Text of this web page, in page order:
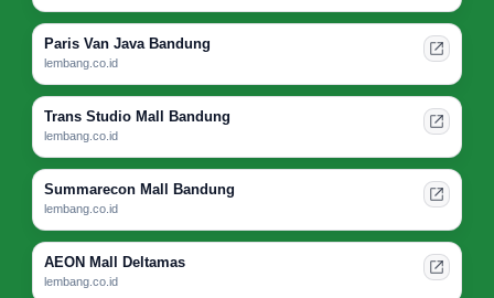
Paris Van Java Bandung
lembang.co.id
Trans Studio Mall Bandung
lembang.co.id
Summarecon Mall Bandung
lembang.co.id
AEON Mall Deltamas
lembang.co.id